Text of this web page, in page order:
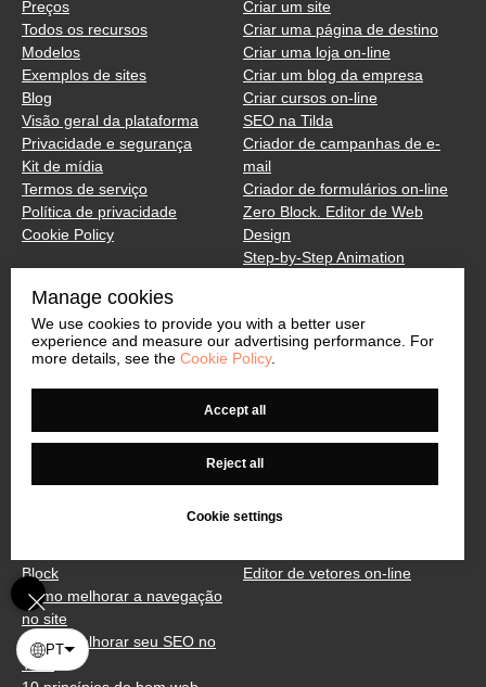
Manage cookies
We use cookies to provide you with a better user
experience and measure our advertising performance. For
more details, see the Cookie Policy.
Accept all
Reject all
Cookie settings
Preços
Todos os recursos
Modelos
Exemplos de sites
Blog
Visão geral da plataforma
Privacidade e segurança
Kit de mídia
Termos de serviço
Política de privacidade
Cookie Policy
Central de Ajuda
PERGUNTAS FREQUENTES
Tutoriais em vídeo
Exportação de código e API
Abuso
Criar um site
Criar uma página de destino
Criar uma loja on-line
Criar um blog da empresa
Criar cursos on-line
SEO na Tilda
Criador de campanhas de e-
mail
Criador de formulários on-line
Zero Block. Editor de Web
Design
Step-by-Step Animation
Criar um questionário
Carregamento adaptativo de
imagens
Acessibilidade digital
Tilda Docs
Curso de páginas de destino
Curso de Marketing Digital
Block
Como melhorar a navegação
no site
Como melhorar seu SEO no
Tilda
Ícones gratuitos para empresas
Criador de URL de campanha
Tilda Sans Typeface
Editor de vetores on-line
PT